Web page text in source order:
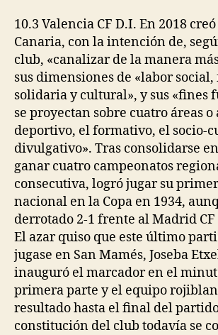
10.3 Valencia CF D.I. En 2018
Canaria, con la intención de,
club, «canalizar de la manera
sus dimensiones de «labor
solidaria y cultural», y sus «fines
se proyectan sobre cuatro áreas
deportivo, el formativo, el socio-
divulgativo». Tras consolidarse
ganar cuatro campeonatos
consecutiva, logró jugar su
nacional en la Copa en 1934,
derrotado 2-1 frente al Madrid
El azar quiso que este último
jugase en San Mamés, Joseba
inauguró el marcador en el
primera parte y el equipo
resultado hasta el final del
constitución del club todavía se